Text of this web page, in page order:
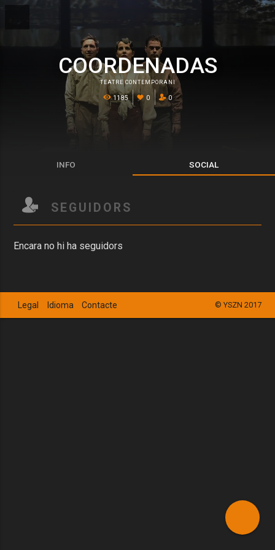
COORDENADAS
TEATRE CONTEMPORANI
1185 0 0
INFO SOCIAL
SEGUIDORS
Encara no hi ha seguidors
© YSZN 2017
Legal Idioma Contacte